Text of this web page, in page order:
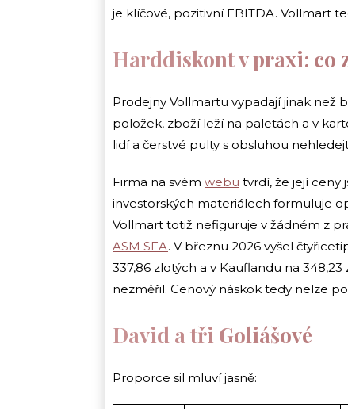
je klíčové, pozitivní EBITDA. Vollmart
Harddiskont v praxi: co
Prodejny Vollmartu vypadají jinak než
položek, zboží leží na paletách a v
lidí a čerstvé pulty s obsluhou
Firma na svém webu tvrdí, že její ceny
investorských materiálech formuluje
Vollmart totiž nefiguruje v žádném z
ASM SFA. V březnu 2026 vyšel
337,86 zlotých a v Kauflandu na
nezměřil. Cenový náskok tedy nelze
David a tři Goliášové
Proporce sil mluví jasně: